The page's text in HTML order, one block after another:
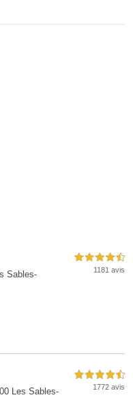
Sables-
4,5 étoiles sur 5
1181 avis
Les Sables-
4,5 étoiles sur 5
1772 avis